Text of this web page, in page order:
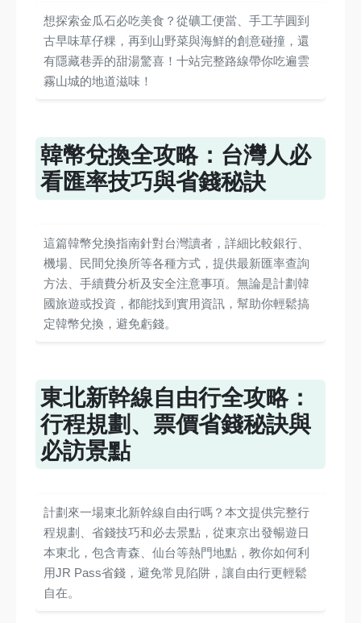
想探索金瓜石必吃美食？從礦工便當、手工芋圓到
古早味草仔粿，再到山野菜與海鮮的創意碰撞，還
有隱藏巷弄的甜湯驚喜！十站完整路線帶你吃遍雲
霧山城的地道滋味！
韓幣兌換全攻略：台灣人必
看匯率技巧與省錢秘訣
這篇韓幣兌換指南針對台灣讀者，詳細比較銀行、
機場、民間兌換所等各種方式，提供最新匯率查詢
方法、手續費分析及安全注意事項。無論是計劃韓
國旅遊或投資，都能找到實用資訊，幫助你輕鬆搞
定韓幣兌換，避免虧錢。
東北新幹線自由行全攻略：
行程規劃、票價省錢秘訣與
必訪景點
計劃來一場東北新幹線自由行嗎？本文提供完整行
程規劃、省錢技巧和必去景點，從東京出發暢遊日
本東北，包含青森、仙台等熱門地點，教你如何利
用JR Pass省錢，避免常見陷阱，讓自由行更輕鬆
自在。